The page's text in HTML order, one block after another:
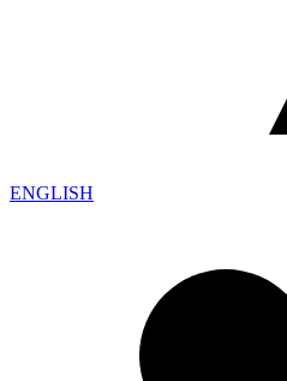
ENGLISH